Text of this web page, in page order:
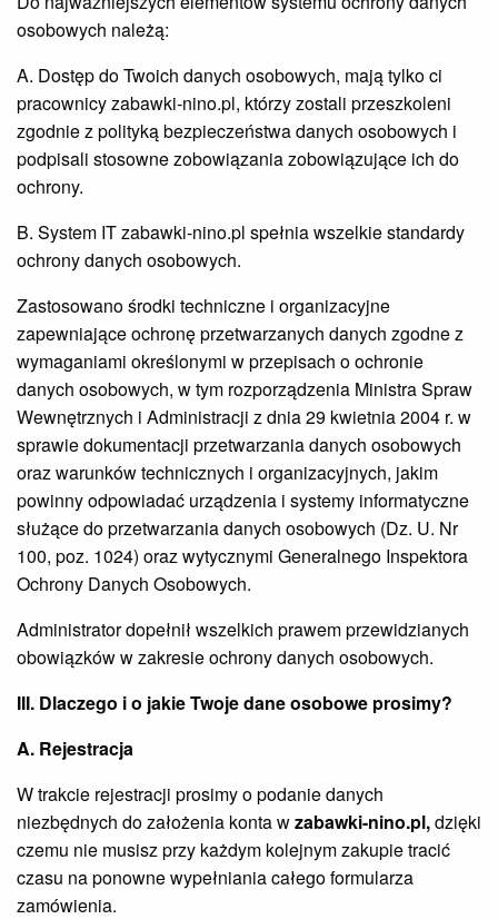
osobowych należą:
A. Dostęp do Twoich danych osobowych, mają tylko ci
pracownicy zabawki-nino.pl, którzy zostali przeszkoleni
zgodnie z polityką bezpieczeństwa danych osobowych i
podpisali stosowne zobowiązania zobowiązujące ich do
ochrony.
B. System IT zabawki-nino.pl spełnia wszelkie standardy
ochrony danych osobowych.
Zastosowano środki techniczne i organizacyjne
zapewniające ochronę przetwarzanych danych zgodne z
wymaganiami określonymi w przepisach o ochronie
danych osobowych, w tym rozporządzenia Ministra Spraw
Wewnętrznych i Administracji z dnia 29 kwietnia 2004 r. w
sprawie dokumentacji przetwarzania danych osobowych
oraz warunków technicznych i organizacyjnych, jakim
powinny odpowiadać urządzenia i systemy informatyczne
służące do przetwarzania danych osobowych (Dz. U. Nr
100, poz. 1024) oraz wytycznymi Generalnego Inspektora
Ochrony Danych Osobowych.
Administrator dopełnił wszelkich prawem przewidzianych
obowiązków w zakresie ochrony danych osobowych.
III. Dlaczego i o jakie Twoje dane osobowe prosimy?
A. Rejestracja
W trakcie rejestracji prosimy o podanie danych
niezbędnych do założenia konta wzabawki-nino.pl,dzięki
czemu nie musisz przy każdym kolejnym zakupie tracić
czasu na ponowne wypełniania całego formularza
zamówienia.